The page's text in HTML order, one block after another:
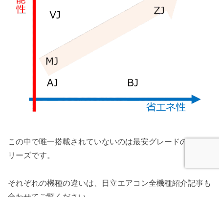
この中で唯一搭載されていないのは最安グレードのAJシ
リーズです。
それぞれの機種の違いは、日立エアコン全機種紹介記事も